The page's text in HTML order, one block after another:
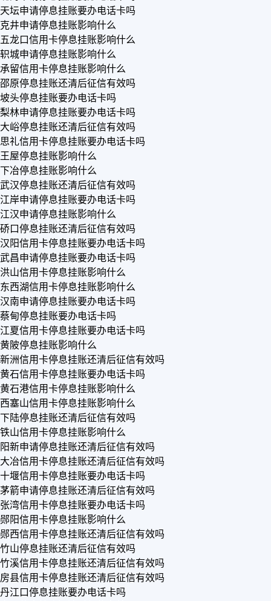
天坛申请停息挂账要办电话卡吗
克井申请停息挂账影响什么
五龙口信用卡停息挂账影响什么
轵城申请停息挂账影响什么
承留信用卡停息挂账影响什么
邵原停息挂账还清后征信有效吗
坡头停息挂账要办电话卡吗
梨林申请停息挂账要办电话卡吗
大峪停息挂账还清后征信有效吗
思礼信用卡停息挂账要办电话卡吗
王屋停息挂账影响什么
下冶停息挂账影响什么
武汉停息挂账还清后征信有效吗
江岸申请停息挂账要办电话卡吗
江汉申请停息挂账影响什么
硚口停息挂账还清后征信有效吗
汉阳信用卡停息挂账要办电话卡吗
武昌申请停息挂账要办电话卡吗
洪山信用卡停息挂账影响什么
东西湖信用卡停息挂账影响什么
汉南申请停息挂账要办电话卡吗
蔡甸停息挂账要办电话卡吗
江夏信用卡停息挂账要办电话卡吗
黄陂停息挂账影响什么
新洲信用卡停息挂账还清后征信有效吗
黄石信用卡停息挂账要办电话卡吗
黄石港信用卡停息挂账影响什么
西塞山信用卡停息挂账影响什么
下陆停息挂账还清后征信有效吗
铁山信用卡停息挂账影响什么
阳新申请停息挂账还清后征信有效吗
大冶信用卡停息挂账还清后征信有效吗
十堰信用卡停息挂账要办电话卡吗
茅箭申请停息挂账还清后征信有效吗
张湾信用卡停息挂账要办电话卡吗
郧阳信用卡停息挂账影响什么
郧西信用卡停息挂账还清后征信有效吗
竹山停息挂账还清后征信有效吗
竹溪信用卡停息挂账还清后征信有效吗
房县信用卡停息挂账还清后征信有效吗
丹江口停息挂账要办电话卡吗